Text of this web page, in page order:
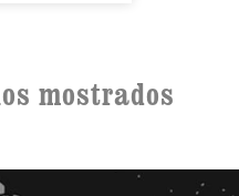
mostrados